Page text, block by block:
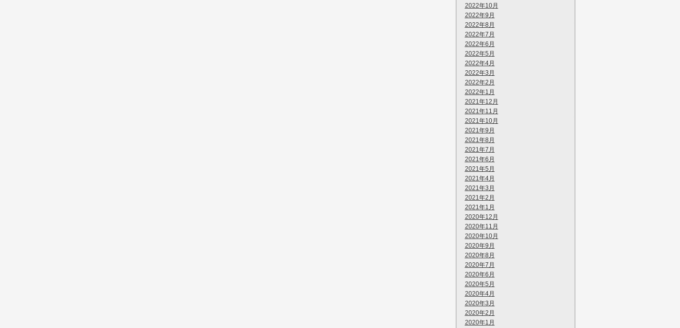
2022年10月
2022年9月
2022年8月
2022年7月
2022年6月
2022年5月
2022年4月
2022年3月
2022年2月
2022年1月
2021年12月
2021年11月
2021年10月
2021年9月
2021年8月
2021年7月
2021年6月
2021年5月
2021年4月
2021年3月
2021年2月
2021年1月
2020年12月
2020年11月
2020年10月
2020年9月
2020年8月
2020年7月
2020年6月
2020年5月
2020年4月
2020年3月
2020年2月
2020年1月